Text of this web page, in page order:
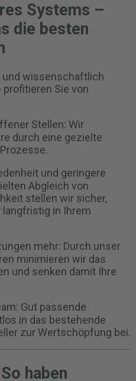
Systems –
die besten
wissenschaftlich
Sie von
Stellen: Wir
durch eine gezielte
und geringere
Abgleich von
stellen wir sicher,
in Ihrem
mehr: Durch unser
minimieren wir das
und senken damit Ihre
Gut passende
in das bestehende
zur Wertschöpfung bei.
haben